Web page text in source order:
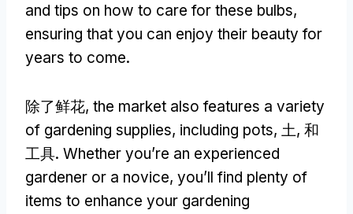
and tips on how to care for these bulbs,
ensuring that you can enjoy their beauty for
years to come.
除了鲜花, the market also features a variety
of gardening supplies, including pots, 土, 和
工具. Whether you’re an experienced
gardener or a novice, you’ll find plenty of
items to enhance your gardening